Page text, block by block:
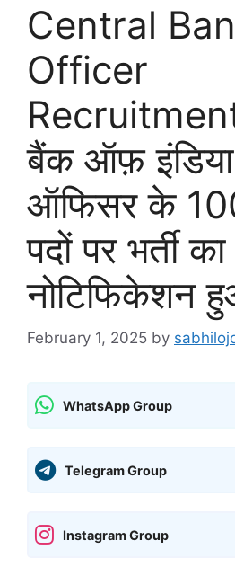
Central
Officer
बैंक ऑफ़
ऑफिसर के
पदों पर भर्ती
नोटिफिकेशन
February 1, 2025 by
WhatsApp Group
Telegram Group
Instagram Group